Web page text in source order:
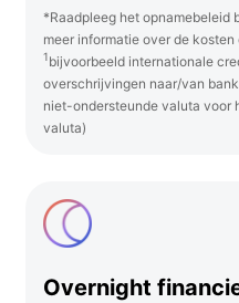
*Raadpleeg het opnamebeleid
meer informatie over de
1bijvoorbeeld internationale
overschrijvingen naar/van
niet-ondersteunde valuta voor
valuta)
Overnight